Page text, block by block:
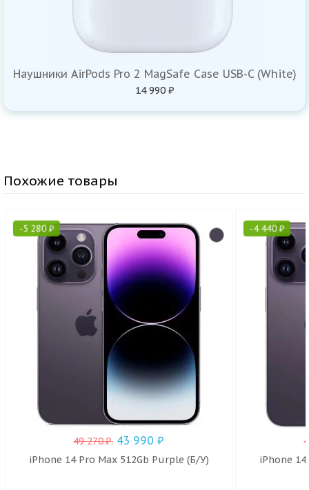
Наушники AirPods Pro 2 MagSafe Case USB-C (White)
14 990 ₽
Похожие товары
-5 280₽
49 270₽. 43 990 ₽
iPhone 14 Pro Max 512Gb Purple (Б/У)
-4 440₽
iPhone